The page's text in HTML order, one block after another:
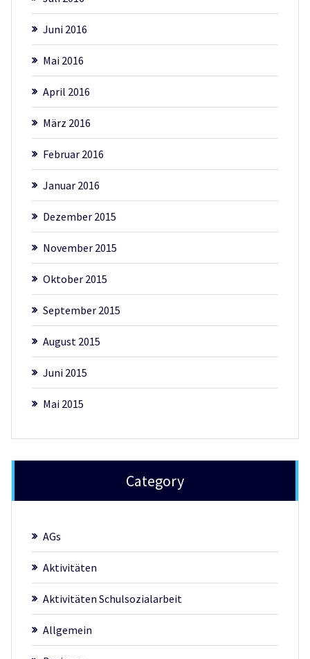
Juni 2016
Mai 2016
April 2016
März 2016
Februar 2016
Januar 2016
Dezember 2015
November 2015
Oktober 2015
September 2015
August 2015
Juni 2015
Mai 2015
Category
AGs
Aktivitäten
Aktivitäten Schulsozialarbeit
Allgemein